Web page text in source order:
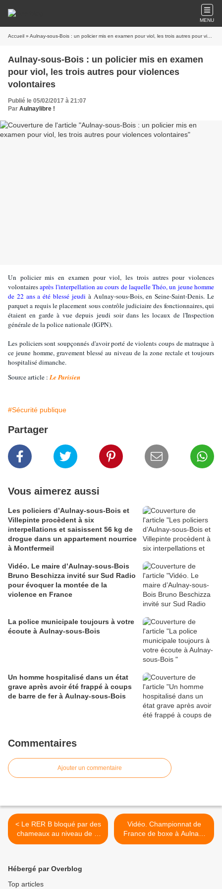
MENU
Accueil » Aulnay-sous-Bois : un policier mis en examen pour viol, les trois autres pour violences volontaires
Aulnay-sous-Bois : un policier mis en examen
pour viol, les trois autres pour violences
volontaires
Publié le 05/02/2017 à 21:07
Par Aulnaylibre !
Un policier mis en examen pour viol, les trois autres pour violences
volontairesaprès l'interpellation au cours de laquelle Théo, un jeune homme
de 22 ans a été blessé jeudi à Aulnay-sous-Bois, en Seine-Saint-Denis. Le
parquet a requis le placement sous contrôle judiciaire des fonctionnaires, qui
étaient en garde à vue depuis jeudi soir dans les locaux de l'Inspection
générale de la police nationale (IGPN).
Les policiers sont soupçonnés d'avoir porté de violents coups de matraque à
ce jeune homme, gravement blessé au niveau de la zone rectale et toujours
hospitalisé dimanche.
Source article :Le Parisien
#Sécurité publique
Partager
Vous aimerez aussi
Les policiers d’Aulnay-sous-Bois et
Villepinte procèdent à six
interpellations et saisissent 56 kg de
drogue dans un appartement nourrice
à Montfermeil
Vidéo. Le maire d’Aulnay-sous-Bois
Bruno Beschizza invité sur Sud Radio
pour évoquer la montée de la
violence en France
La police municipale toujours à votre
écoute à Aulnay-sous-Bois
Un homme hospitalisé dans un état
grave après avoir été frappé à coups
de barre de fer à Aulnay-sous-Bois
Commentaires
Ajouter un commentaire
< Le RER B bloqué par des
chameaux au niveau de la
gare de Sevran-Livry
Vidéo. Championnat de
France de boxe à Aulnay-
sous-Bois : Stelly Ferge du
Hébergé par Overblog
Top articles